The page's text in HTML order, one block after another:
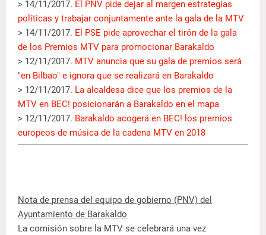
> 14/11/2017. El PNV pide dejar al margen estrategias
políticas y trabajar conjuntamente ante la gala de la MTV
> 14/11/2017. El PSE pide aprovechar el tirón de la gala
de los Premios MTV para promocionar Barakaldo
> 12/11/2017. MTV anuncia que su gala de premios será
"en Bilbao" e ignora que se realizará en Barakaldo
> 12/11/2017. La alcaldesa dice que los premios de la
MTV en BEC! posicionarán a Barakaldo en el mapa
> 12/11/2017. Barakaldo acogerá en BEC! los premios
europeos de música de la cadena MTV en 2018
Nota de prensa del equipo de gobierno (PNV) del
Ayuntamiento de Barakaldo
La comisión sobre la MTV se celebrará una vez